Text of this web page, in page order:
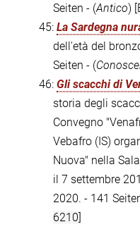
Seiten - (Antico)
45: La Sardegna
dell'età del
Seiten - (
46: Gli scacchi di
storia degli
Convegno
Vebafro (IS)
Nuova" nella
il 7 settembre
2020. - 141
6210]